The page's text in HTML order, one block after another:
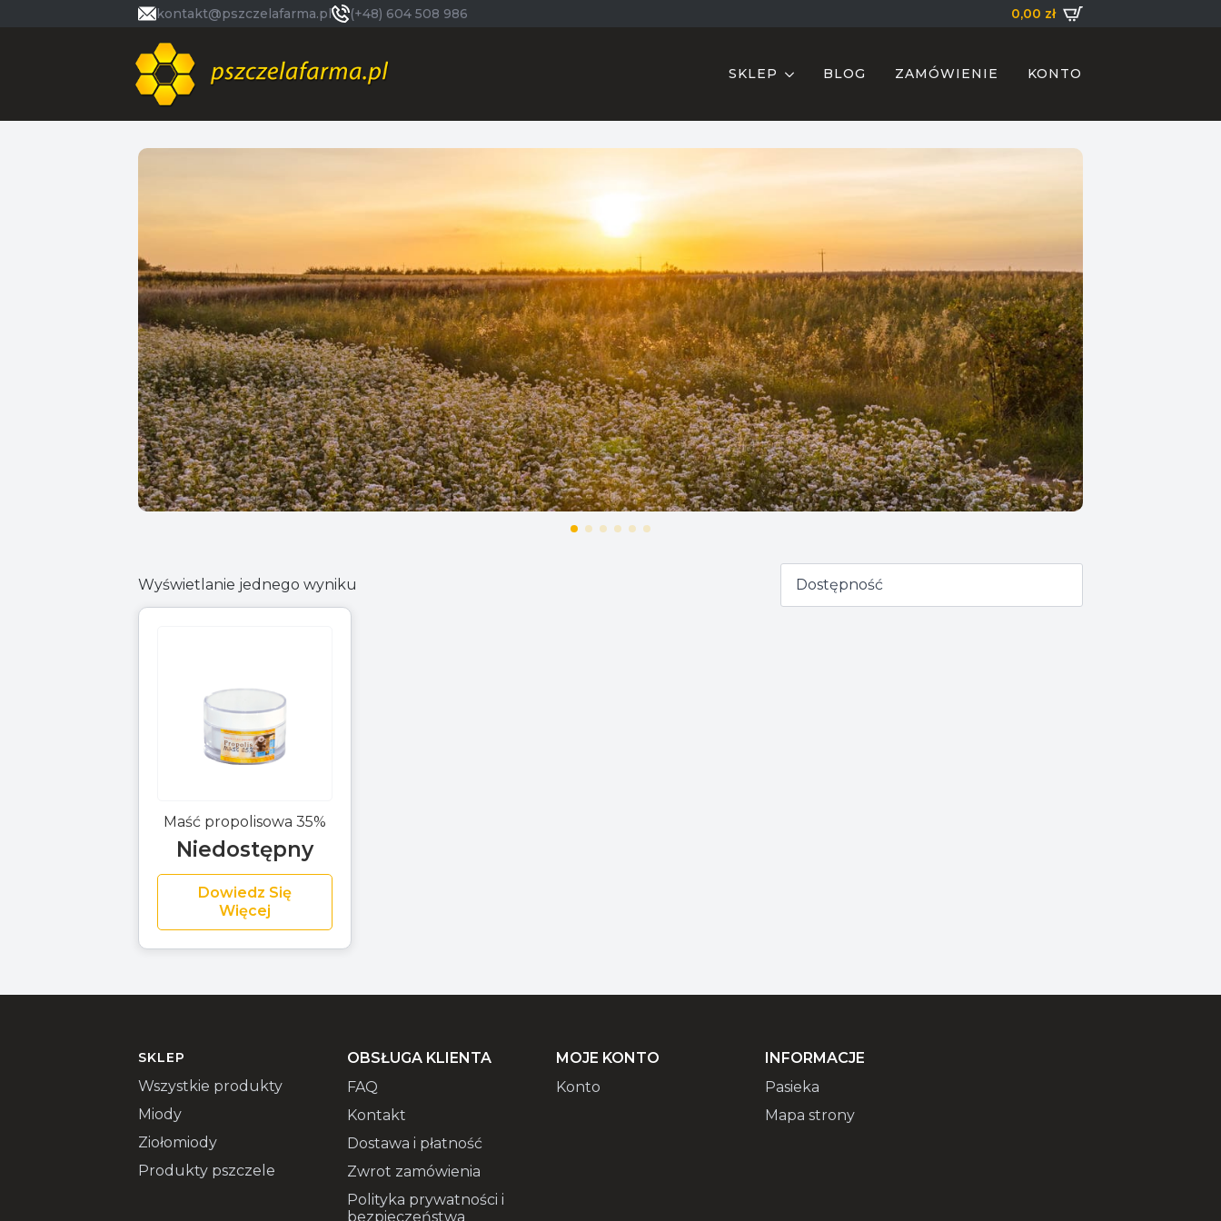
kontakt@pszczelafarma.pl (+48) 604 508 986 0,00 zł
SKLEP BLOG ZAMÓWIENIE KONTO
Wyświetlanie jednego wyniku
Maść propolisowa 35%
Niedostępny
Dowiedz Się
Więcej
SKLEP
Wszystkie produkty
Miody
Ziołomiody
Produkty pszczele
OBSŁUGA KLIENTA
FAQ
Kontakt
Dostawa i płatność
Zwrot zamówienia
Polityka prywatności i
bezpieczeństwa
MOJE KONTO
Konto
INFORMACJE
Pasieka
Mapa strony